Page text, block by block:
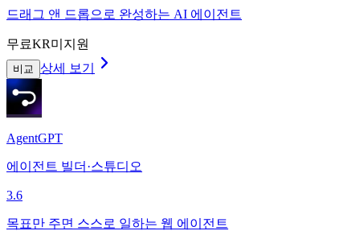
드래그 앤 드롭으로 완성하는 AI 에이전트
무료KR미지원
비교 상세 보기
AgentGPT
에이전트 빌더·스튜디오
3.6
목표만 주면 스스로 일하는 웹 에이전트